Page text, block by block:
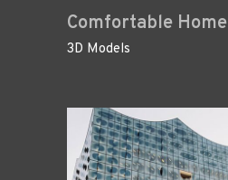
Comfortable Home
3D Models